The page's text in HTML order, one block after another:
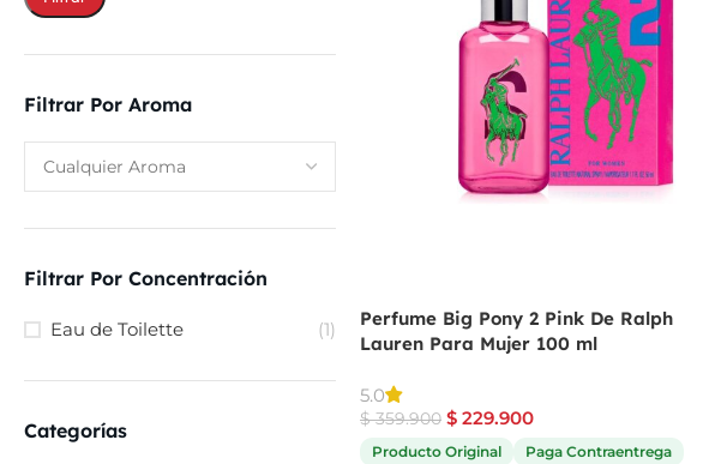
Filtrar Por Aroma
Filtrar Por Concentración
Eau de Toilette (1)
Categorías
Perfume Big Pony 2 Pink De Ralph
Lauren Para Mujer 100 ml
5.0
$359.900 $ 229.900
Producto Original
Paga Contraentrega